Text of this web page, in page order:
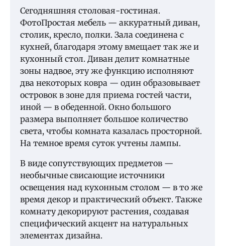
Сегодняшняя столовая-гостиная.
ФотоПростая мебель — аккуратный диван,
столик, кресло, полки. Зала соединена с
кухней, благодаря этому вмещает так же и
кухонный стол. Диван делит комнатные
зоны надвое, эту же функцию исполняют
два некоторых ковра — один образовывает
островок в зоне для приема гостей части,
иной — в обеденной. Окно большого
размера выполняет большое количество
света, чтобы комната казалась просторной.
На темное время суток учтены лампы.
В виде сопутствующих предметов —
необычные свисающие источники
освещения над кухонным столом — в то же
время декор и практический объект. Также
комнату декорируют растения, создавая
специфический акцент на натуральных
элементах дизайна.